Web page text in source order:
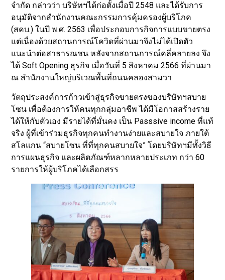
จำกัด กล่าวว่า บริษัทฯได้ก่อตั้งเมื่อปี 2548 และได้รับการ
อนุมัติจากสำนักงานคณะกรรมการคุ้มครองผู้บริโภค
(สคบ.) ในปี พ.ศ. 2563 เพื่อประกอบการกิจการแบบขายตรง
แต่เนื่องด้วยสถานการณ์โควิดที่ผ่านมาจึงไม่ได้เปิดตัว
แนะนำต่อสาธารณชน หลังจากสถานการณ์คลี่คลายลง จึง
ได้ Soft Opening ธุรกิจ เมื่อวันที่ 5 สิงหาคม 2566 ที่ผ่านมา
ณ สำนักงานใหญ่บริเวณพื้นที่ถนนคลองสามวา
วัตถุประสงค์การก้าวเข้าสู่ธุรกิจขายตรงของบริษัทฯสบาย
โซน เพื่อต้องการให้คนทุกกลุ่มอาชีพ ได้มีโอกาสสร้างราย
ได้ให้กับตัวเอง มีรายได้ที่มั่นคง เป็น Passsive income ที่แท้
จริง ผู้ที่เข้าร่วมธุรกิจทุกคนทำงานง่ายและสบายใจ ภายใต้
สโลแกน “สบายโซน ที่ที่ทุกคนสบายใจ” โดยบริษัทฯมีทั้งวิธี
การแผนธุรกิจ และผลิตภัณฑ์หลากหลายประเภท กว่า 60
รายการให้ผู้บริโภคได้เลือกสรร